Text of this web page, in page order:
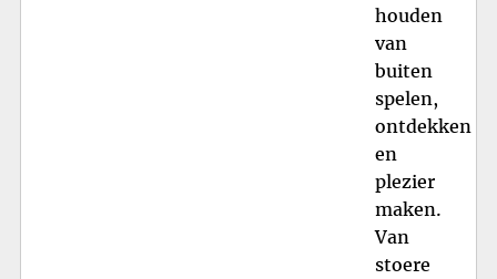
houden
van
buiten
spelen,
ontdekken
en
plezier
maken.
Van
stoere